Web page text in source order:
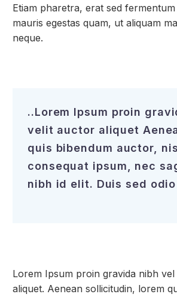
Etiam pharetra, erat sed
mauris egestas quam, ut aliquam
neque.
..Lorem Ipsum proin
velit auctor aliquet
quis bibendum auctor,
consequat ipsum, nec
nibh id elit. Duis sed
Lorem Ipsum proin gravida nibh
aliquet. Aenean sollicitudin, lorem